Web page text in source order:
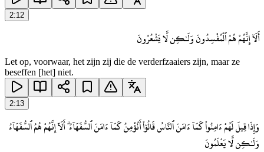
2:12
أَلَآ إِنَّهُمْ هُمُ ٱلْمُفْسِدُونَ وَلَـٰكِن لَّا يَشْعُرُونَ
Let op, voorwaar, het zijn zij die de verderfzaaiers zijn, maar ze
beseffen [het] niet.
2:13
وَإِذَا قِيلَ لَهُمْ ءَامِنُوا۟ كَمَآ ءَامَنَ ٱلنَّاسُ قَالُوٓا۟ أَنُؤْمِنُ كَمَآ ءَامَنَ ٱلسُّفَهَآءُ ۗ أَلَآ إِنَّهُمْ هُمُ ٱلسُّفَهَآءُ
وَلَـٰكِن لَّا يَعْلَمُونَ